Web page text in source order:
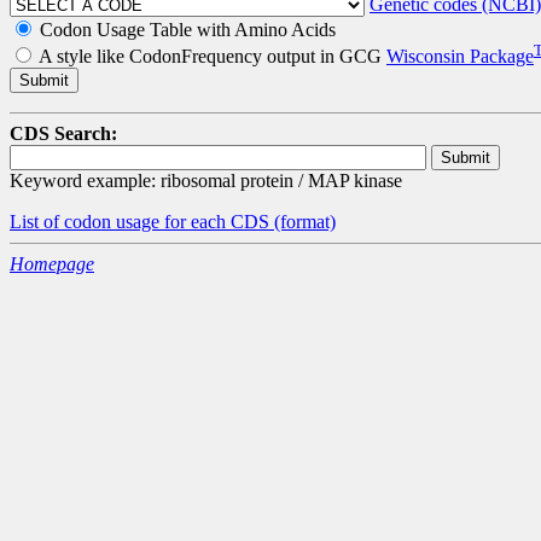
Genetic codes (NCBI)
Codon Usage Table with Amino Acids
A style like CodonFrequency output in GCG Wisconsin Package
CDS Search:
Keyword example: ribosomal protein / MAP kinase
List of codon usage for each CDS (format)
Homepage